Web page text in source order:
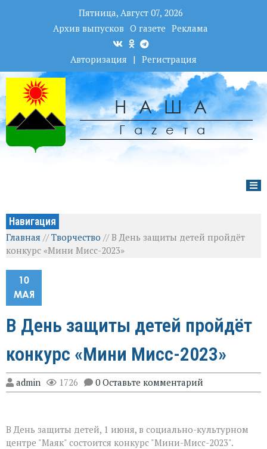
Пятница, Август 07, 2026
Архив выпусков О газете Реклама
Авторизация | Регистрация
НАША
Гаzета
Навигация
Главная //Творчество //В День защиты детей пройдёт
конкурс «Мини Мисс-2023»
10
МАЯ
В День защиты детей пройдёт
конкурс «Мини Мисс-2023»
admin 1726 0 Оставьте комментарий
В День защиты детей, 1 июня, в социально-культурном
центре "Маяк" состоится конкурс "Мини-Мисс-2023".